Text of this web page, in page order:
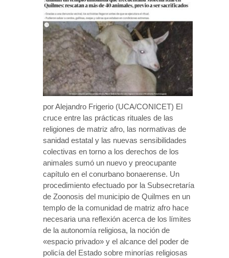
por Alejandro Frigerio (UCA/CONICET) El
cruce entre las prácticas rituales de las
religiones de matriz afro, las normativas de
sanidad estatal y las nuevas sensibilidades
colectivas en torno a los derechos de los
animales sumó un nuevo y preocupante
capítulo en el conurbano bonaerense. Un
procedimiento efectuado por la Subsecretaría
de Zoonosis del municipio de Quilmes en un
templo de la comunidad de matriz afro hace
necesaria una reflexión acerca de los límites
de la autonomía religiosa, la noción de
«espacio privado» y el alcance del poder de
policía del Estado sobre minorías religiosas